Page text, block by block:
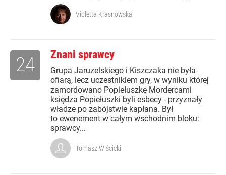
Violetta Krasnowska
Znani sprawcy
Grupa Jaruzelskiego i Kiszczaka nie była
ofiarą, lecz uczestnikiem gry, w wyniku której
zamordowano Popiełuszkę Mordercami
księdza Popiełuszki byli esbecy - przyznały
władze po zabójstwie kapłana. Był
to ewenement w całym wschodnim bloku:
sprawcy...
24
Tomasz Wiścicki